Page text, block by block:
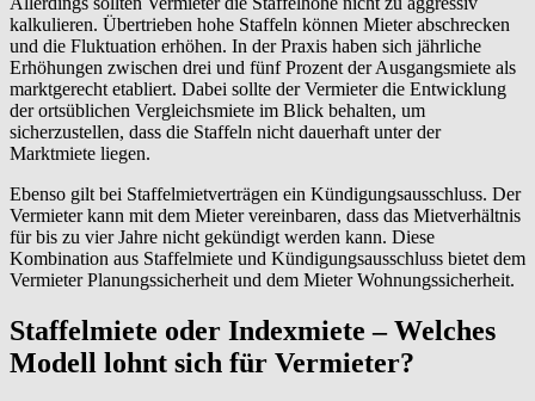
kalkulieren. Übertrieben hohe Staffeln können Mieter abschrecken
und die Fluktuation erhöhen. In der Praxis haben sich jährliche
Erhöhungen zwischen drei und fünf Prozent der Ausgangsmiete als
marktgerecht etabliert. Dabei sollte der Vermieter die Entwicklung
der ortsüblichen Vergleichsmiete im Blick behalten, um
sicherzustellen, dass die Staffeln nicht dauerhaft unter der
Marktmiete liegen.
Ebenso gilt bei Staffelmietverträgen ein Kündigungsausschluss. Der
Vermieter kann mit dem Mieter vereinbaren, dass das Mietverhältnis
für bis zu vier Jahre nicht gekündigt werden kann. Diese
Kombination aus Staffelmiete und Kündigungsausschluss bietet dem
Vermieter Planungssicherheit und dem Mieter Wohnungssicherheit.
Staffelmiete oder Indexmiete – Welches
Modell lohnt sich für Vermieter?